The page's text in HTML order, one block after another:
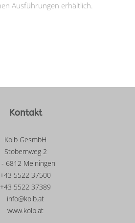
Ausführungen erhältlich.
Kontakt
Kolb GesmbH
Stobernweg 2
- 6812 Meiningen
+43 5522 37500
+43 5522 37389
info@kolb.at
www.kolb.at